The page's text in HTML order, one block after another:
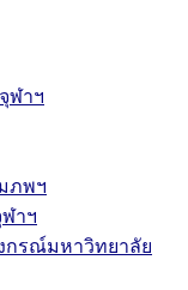
ฬาฯ
ภพฯ
าฯ
กรณ์มหาวิทยาลัย